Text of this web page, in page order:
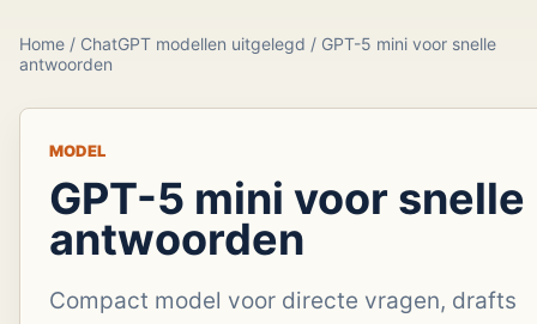
Home / ChatGPT modellen uitgelegd / GPT-5 mini voor snelle
antwoorden
MODEL
GPT-5 mini voor snelle
antwoorden
Compact model voor directe vragen, drafts